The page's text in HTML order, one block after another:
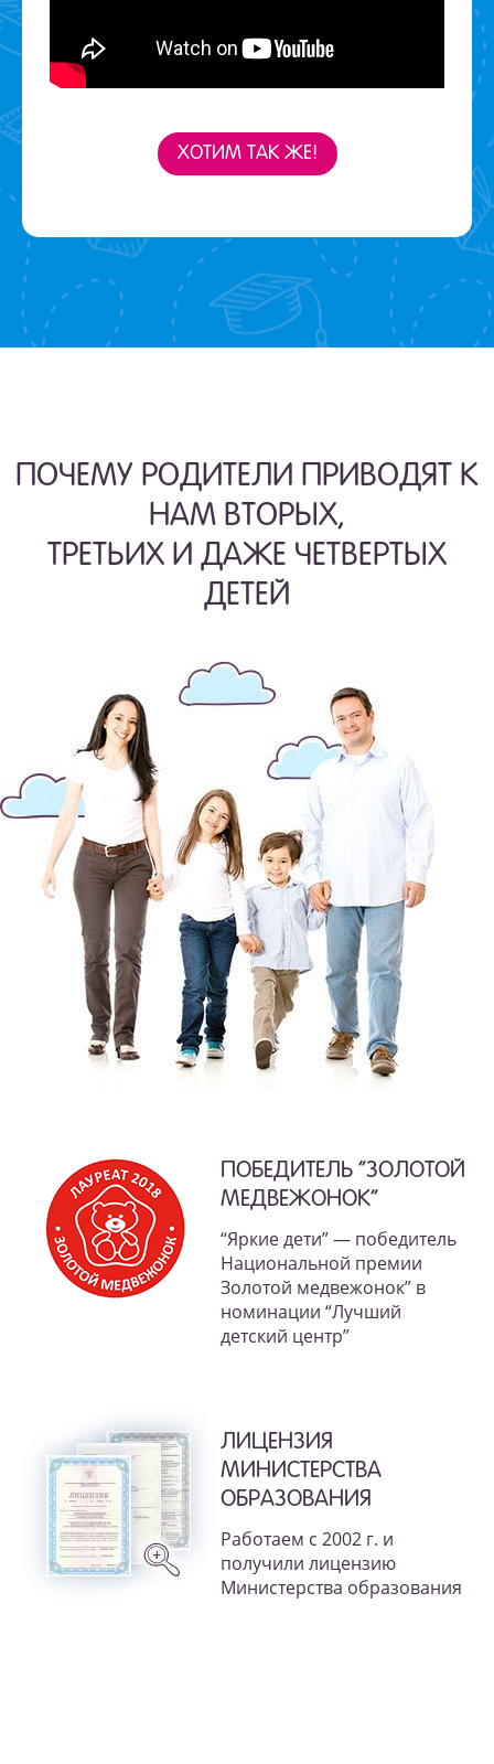
ХОТИМ ТАК ЖЕ!
ПОЧЕМУ РОДИТЕЛИ ПРИВОДЯТ К
НАМ ВТОРЫХ,
ТРЕТЬИХ И ДАЖЕ ЧЕТВЕРТЫХ
ДЕТЕЙ
ПОБЕДИТЕЛЬ “ЗОЛОТОЙ
МЕДВЕЖОНОК”
“Яркие дети” — победитель
Национальной премии
Золотой медвежонок” в
номинации “Лучший
детский центр”
ЛИЦЕНЗИЯ
МИНИСТЕРСТВА
ОБРАЗОВАНИЯ
Работаем с 2002 г. и
получили лицензию
Министерства образования